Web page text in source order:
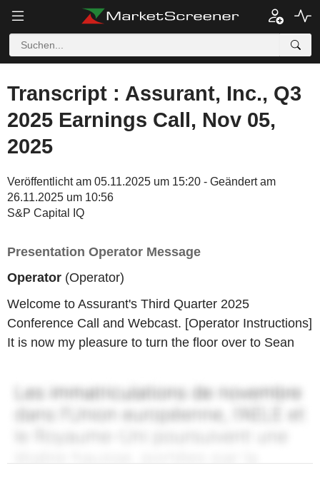
Transcript : Assurant, Inc., Q3
2025 Earnings Call, Nov 05,
2025
Veröffentlicht am 05.11.2025 um 15:20 - Geändert am
26.11.2025 um 10:56
S&P Capital IQ
Presentation Operator Message
Operator (Operator)
Welcome to Assurant's Third Quarter 2025
Conference Call and Webcast. [Operator Instructions]
It is now my pleasure to turn the floor over to Sean